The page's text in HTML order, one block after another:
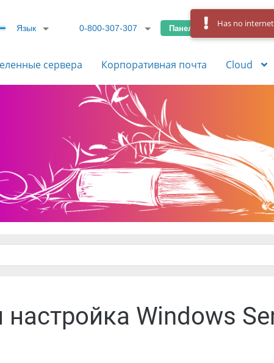
Язык 0-800-307-307 Панель управления
сервера Корпоративная почта Cloud
Windows
Has no